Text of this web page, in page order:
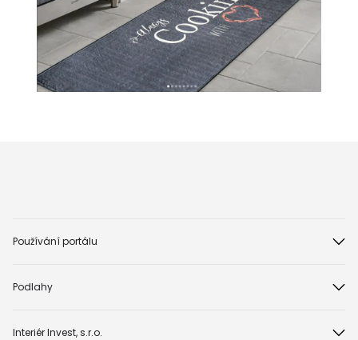
Používání portálu
Podlahy
Interiér Invest, s.r.o.